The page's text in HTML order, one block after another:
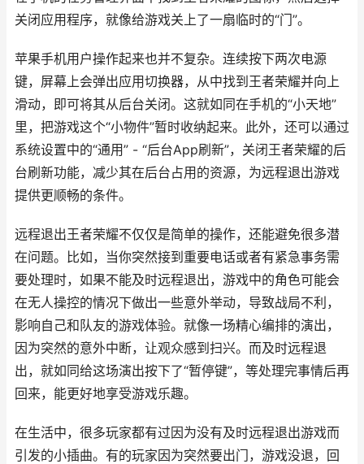
关闭应用程序，就像给游戏关上了一扇临时的“门”。
苹果手机用户操作起来也并不复杂。连续按下两次电源
键，屏幕上会弹出应用切换器，从中找到王者荣耀并向上
滑动，即可将其从后台关闭。这就如同在手机的“小天地”
里，把游戏这个“小物件”暂时收纳起来。此外，还可以通过
系统设置中的“通用” - “后台App刷新”，关闭王者荣耀的后
台刷新功能，减少其在后台占用的资源，为远程退出游戏
提供更顺畅的条件。
远程退出王者荣耀不仅仅是简单的操作，还能避免很多潜
在问题。比如，当你突然接到重要电话或者有紧急事务需
要处理时，如果不能及时远程退出，游戏中的角色可能会
在无人操控的情况下做出一些意外举动，导致战局不利，
影响自己和队友的游戏体验。就像一场精心编排的演出，
因为突然的意外中断，让观众感到扫兴。而及时远程退
出，就如同给这场演出按下了“暂停键”，等处理完事情后再
回来，能更好地享受游戏乐趣。
在生活中，很多玩家都有过因为没有及时远程退出游戏而
引发的小插曲。有的玩家因为突然要出门，游戏没退，回